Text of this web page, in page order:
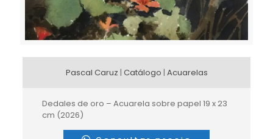
Pascal Caruz | Catálogo | Acuarelas
Dedales de oro – Acuarela sobre papel 19 x 23
cm (2026)